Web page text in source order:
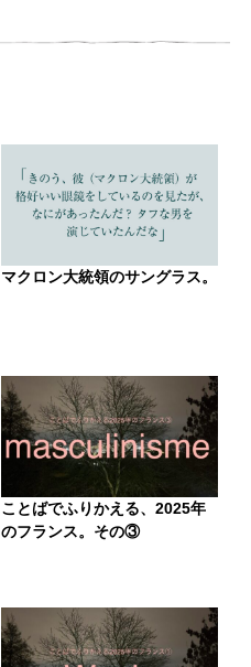
マクロン大統領のサングラス。
ことばでふりかえる、2025年
のフランス。その③